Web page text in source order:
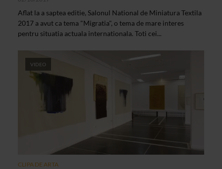
Aflat la a saptea editie, Salonul National de Miniatura Textila
2017 a avut ca tema "Migratia", o tema de mare interes
pentru situatia actuala internationala. Toti cei...
VIDEO
CLIPA DE ARTA